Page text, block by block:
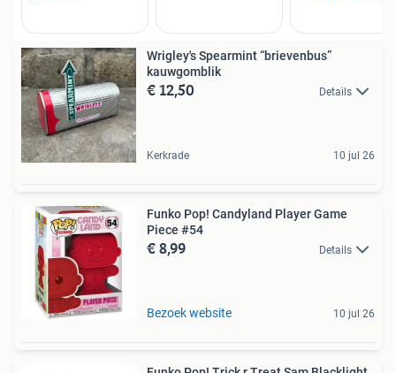
Wrigley's Spearmint “brievenbus”
kauwgomblik
€ 12,50 Details
Kerkrade 10 jul 26
Funko Pop! Candyland Player Game
Piece #54
€ 8,99 Details
Bezoek website 10 jul 26